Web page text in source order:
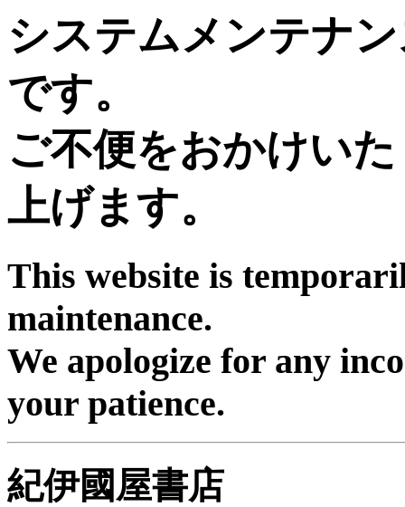
システムメンテナ
です。
ご不便をおかけい
上げます。
This website is
maintenance.
We apologize for any
your patience.
紀伊國屋書店